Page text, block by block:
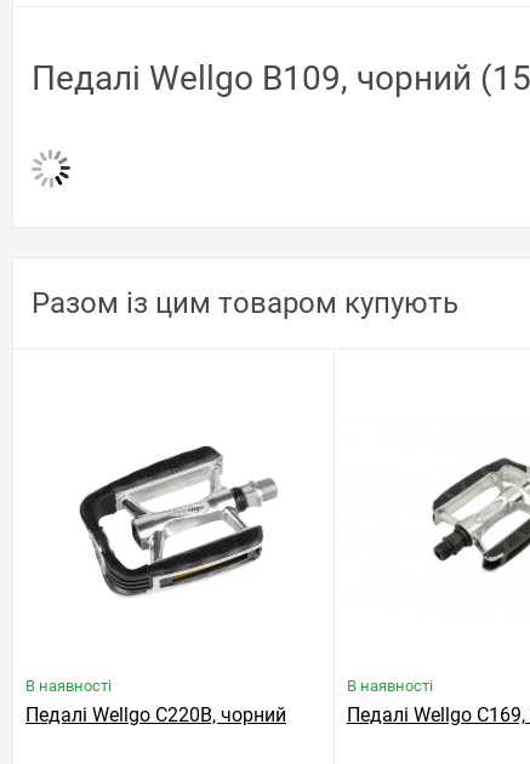
Педалі Wellgo B109, чорний
Разом із цим товаром купують
В наявності
Педалі Wellgo C220B, чорний
В наявності
Педалі Wellgo C169,